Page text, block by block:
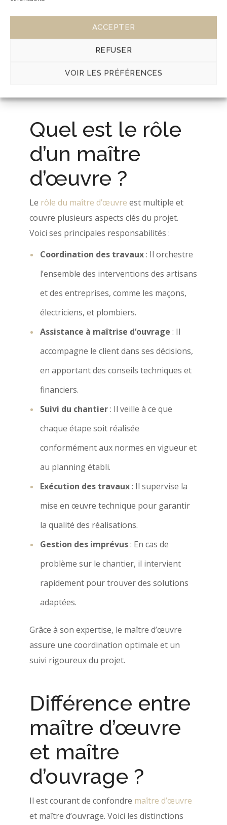
ACCEPTER
REFUSER
VOIR LES PRÉFÉRENCES
la construction d’une maison individuelle,
l’aménagement d’un espace commercial ou
la rénovation d’un bâtiment ancien, son
expertise est essentielle pour garantir la
Quel est le rôle
d’un maître
d’œuvre ?
Le rôle du maître d’œuvre est multiple et
couvre plusieurs aspects clés du projet.
Voici ses principales responsabilités :
Coordination des travaux: Il orchestre
l’ensemble des interventions des artisans
et des entreprises, comme les maçons,
électriciens, et plombiers.
Assistance à maîtrise d’ouvrage : Il
accompagne le client dans ses décisions,
en apportant des conseils techniques et
financiers.
Suivi du chantier: Il veille à ce que
chaque étape soit réalisée
conformément aux normes en vigueur et
au planning établi.
Exécution des travaux: Il supervise la
mise en œuvre technique pour garantir
la qualité des réalisations.
Gestion des imprévus: En cas de
problème sur le chantier, il intervient
rapidement pour trouver des solutions
adaptées.
Grâce à son expertise, le maître d’œuvre
assure une coordination optimale et un
suivi rigoureux du projet.
Différence entre
maître d’œuvre
et maître
d’ouvrage ?
Il est courant de confondre maître d’œuvre
et maître d’ouvrage. Voici les distinctions